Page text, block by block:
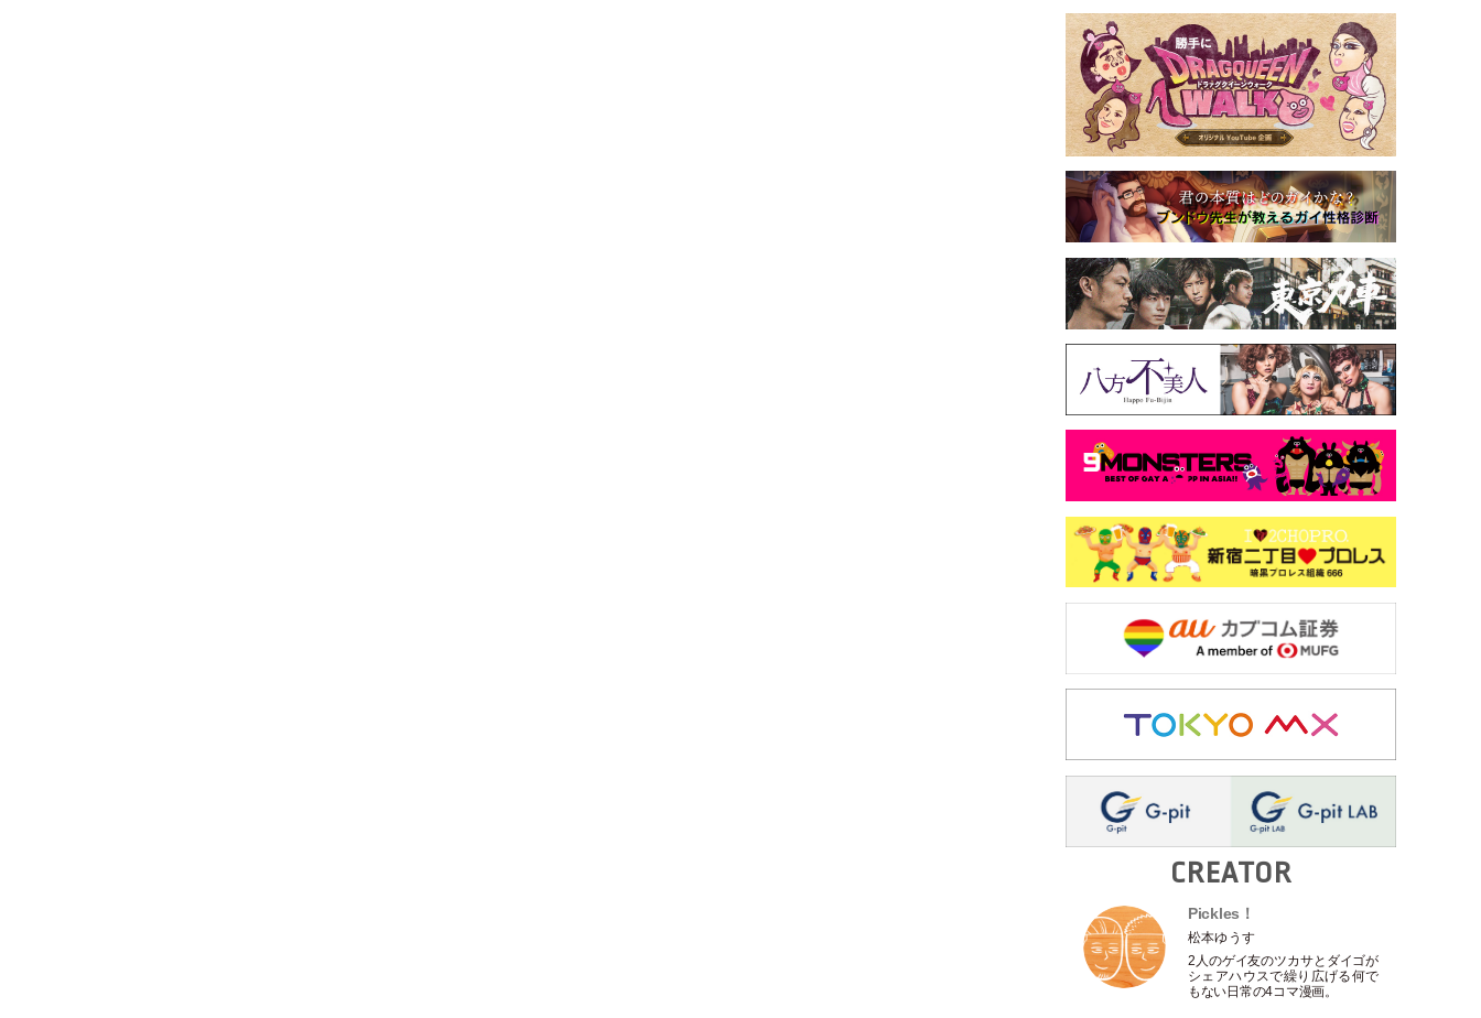
CREATOR
Pickles！
松本ゆうす
2人のゲイ友のツカサとダイゴが
シェアハウスで繰り広げる何で
もない日常の4コマ漫画。